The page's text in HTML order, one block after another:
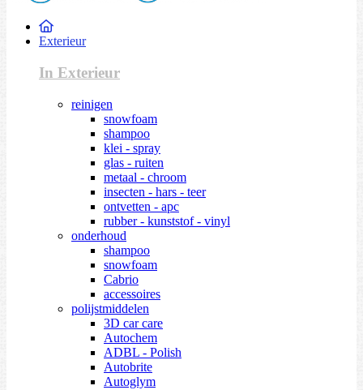
Exterieur
In Exterieur
reinigen
snowfoam
shampoo
klei - spray
glas - ruiten
metaal - chroom
insecten - hars - teer
ontvetten - apc
rubber - kunststof - vinyl
onderhoud
shampoo
snowfoam
Cabrio
accessoires
polijstmiddelen
3D car care
Autochem
ADBL - Polish
Autobrite
Autoglym